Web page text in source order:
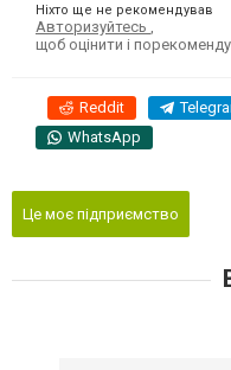
Ніхто ще не рекомендував
Авторизуйтесь
щоб оцінити і
Reddit
WhatsApp
Це моє підприємство